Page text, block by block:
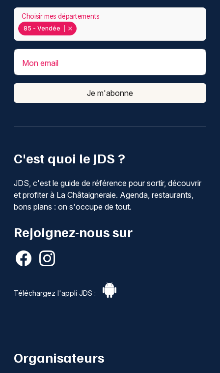
C'est quoi le JDS ?
JDS, c'est le guide de référence pour sortir, découvrir
et profiter à La Châtaigneraie. Agenda, restaurants,
bons plans : on s'occupe de tout.
Rejoignez-nous sur
Téléchargez l'appli JDS :
85 - Vendée
Choisir mes départements
Mon email
Je m'abonne
Organisateurs